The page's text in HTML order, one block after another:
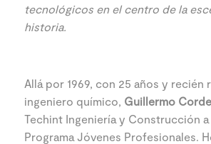
tecnológicos en el centro de la
historia.
Allá por 1969, con 25 años y recién
ingeniero químico, Guillermo
Techint Ingeniería y Construcción
Programa Jóvenes Profesionales.